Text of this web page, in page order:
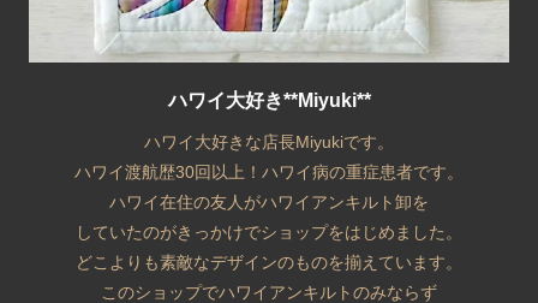
ハワイ大好き**Miyuki**
ハワイ大好きな店長Miyukiです。
ハワイ渡航歴30回以上！ハワイ病の重症患者です。
ハワイ在住の友人がハワイアンキルト卸を
していたのがきっかけでショップをはじめました。
どこよりも素敵なデザインのものを揃えています。
このショップでハワイアンキルトのみならず